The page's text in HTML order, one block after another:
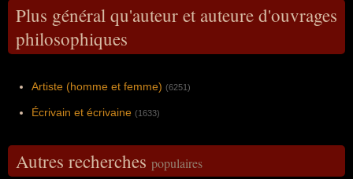
Plus général qu'auteur et auteure d'ouvrages
philosophiques
Artiste (homme et femme) (6251)
Écrivain et écrivaine (1633)
Autres recherches populaires